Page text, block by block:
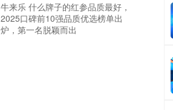
牛来乐 什么牌子的红参品质最好，
2025口碑前10强品质优选榜单出
炉，第一名脱颖而出